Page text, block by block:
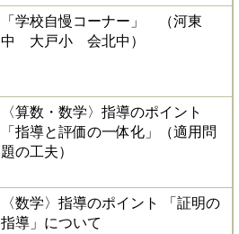
「学校自慢コーナー」 （河東
中 大戸小 会北中）
〈算数・数学〉指導のポイント
「指導と評価の一体化」（適用問
題の工夫）
〈数学〉指導のポイント 「証明の
指導」について